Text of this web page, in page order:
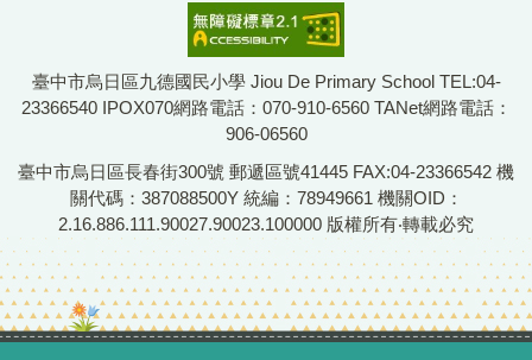
臺中市烏日區九德國民小學 Jiou De Primary School TEL:04-
23366540 IPOX070網路電話：070-910-6560 TANet網路電話：
906-06560
臺中市烏日區長春街300號 郵遞區號41445 FAX:04-23366542 機
關代碼：387088500Y 統編：78949661 機關OID：
2.16.886.111.90027.90023.100000 版權所有‧轉載必究